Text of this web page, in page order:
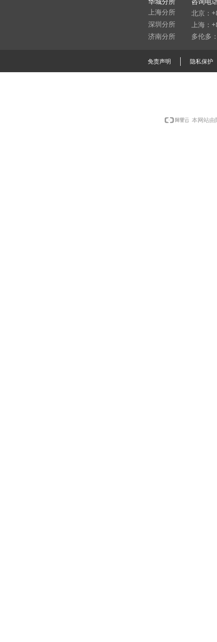
免责声明 隐私保护
北京：
上海：
多伦多
上海分所
深圳分所
济南分所
本网站由